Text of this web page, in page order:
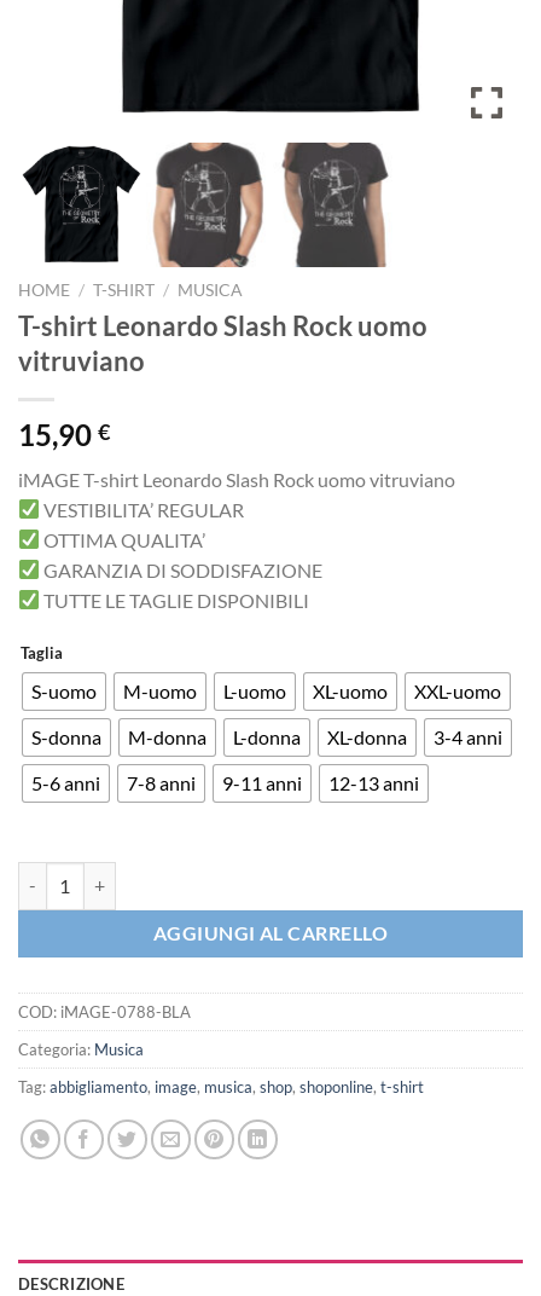
HOME / T-SHIRT / MUSICA
T-shirt Leonardo Slash Rock uomo
vitruviano
15,90 €
iMAGE T-shirt Leonardo Slash Rock uomo vitruviano
VESTIBILITA’ REGULAR
OTTIMA QUALITA’
GARANZIA DI SODDISFAZIONE
TUTTE LE TAGLIE DISPONIBILI
Taglia
S-uomo M-uomo L-uomo XL-uomo
XXL-uomo
S-donna
M-donna L-donna XL-donna
3-4 anni
5-6 anni
7-8 anni 9-11 anni 12-13 anni
AGGIUNGI AL CARRELLO
COD: iMAGE-0788-BLA
Categoria: Musica
Tag:abbigliamento, image, musica, shop, shoponline, t-shirt
DESCRIZIONE